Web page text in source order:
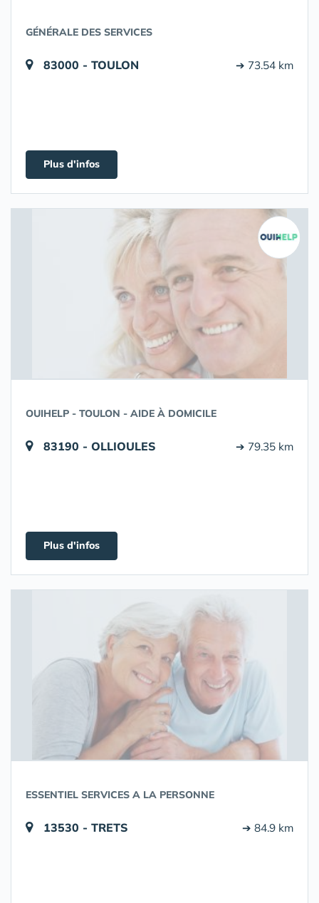
GÉNÉRALE DES SERVICES
83000 - TOULON ➔ 73.54 km
Plus d'infos
OUIHELP - TOULON - AIDE À DOMICILE
83190 - OLLIOULES ➔ 79.35 km
Plus d'infos
ESSENTIEL SERVICES A LA PERSONNE
13530 - TRETS ➔ 84.9 km